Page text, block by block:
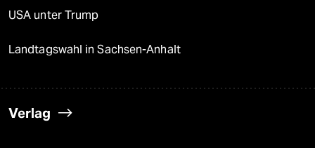
USA unter Trump
Landtagswahl in Sachsen-Anhalt
Verlag